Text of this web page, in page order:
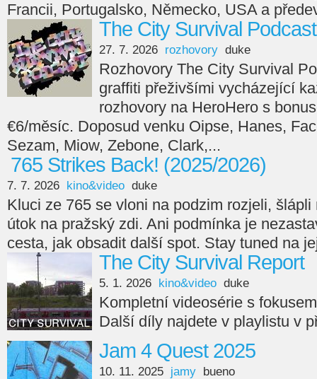
Francii, Portugalsko, Německo, USA a
The City Survival Podcast
27. 7. 2026 rozhovory duke
Rozhovory The City Survival
graffiti přeživšími vycházející
rozhovory na HeroHero s
€6/měsíc. Doposud venku Oipse, Hanes,
Sezam, Miow, Zebone, Clark,...
765 Strikes Back! (2025/2026)
7. 7. 2026 kino&video duke
Kluci ze 765 se vloni na podzim rozjeli,
útok na pražský zdi. Ani podmínka je
cesta, jak obsadit další spot. Stay tuned na
The City Survival Report
5. 1. 2026 kino&video duke
Kompletní videosérie s
Další díly najdete v playlistu v
Jam 4 Quest 2025
10. 11. 2025 jamy bueno